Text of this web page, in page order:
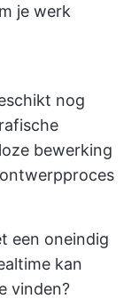
je werk
nog
bewerking
een oneindig
kan
vinden?